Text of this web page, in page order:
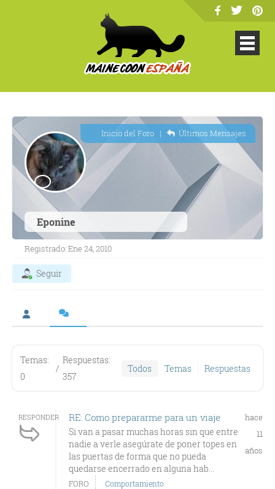
Eponine
Inicio del Foro| Últimos Mensajes
Registrado: Ene 24, 2010
Seguir
Temas:
0
/
Respuestas:
357
Todos Temas Respuestas
RESPONDER RE: Como prepararme para un viaje
Si van a pasar muchas horas sin que entre
nadie a verle asegúrate de poner topes en
las puertas de forma que no pueda
quedarse encerrado en alguna hab...
hace
11
años
FORO Comportamiento